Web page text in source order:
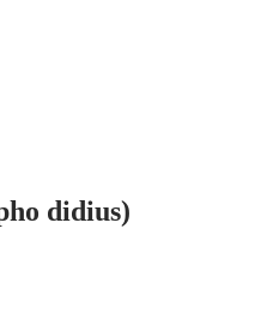
didius)